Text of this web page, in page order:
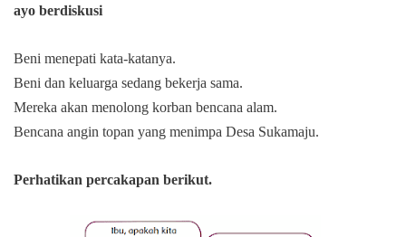
ayo berdiskusi
Beni menepati kata-katanya.
Beni dan keluarga sedang bekerja sama.
Mereka akan menolong korban bencana alam.
Bencana angin topan yang menimpa Desa Sukamaju.
Perhatikan percakapan berikut.